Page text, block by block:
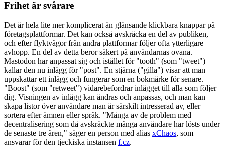
Frihet är svårare
Det är hela lite mer komplicerat än glänsande klickbara knappar på
företagsplattformar. Det kan också avskräcka en del av publiken,
och efter flyktvågor från andra plattformar följer ofta ytterligare
avhopp. En del av detta beror säkert på användarnas ovana.
Mastodon har anpassat sig och istället för "tooth" (som "tweet")
kallar den nu inlägg för "post". En stjärna ("gilla") visar att man
uppskattar ett inlägg och fungerar som en bokmärke för senare.
"Boost" (som "retweet") vidarebefordrar inlägget till alla som följer
dig. Visningen av inlägg kan ändras och anpassas, och man kan
skapa listor över användare man är särskilt intresserad av, eller
sortera efter ämnen eller språk. "Många av de problem med
decentralisering som då avskräckte många användare har lösts under
de senaste tre åren," säger en person med alias xChaos, som
ansvarar för den tjeckiska instansen f.cz.